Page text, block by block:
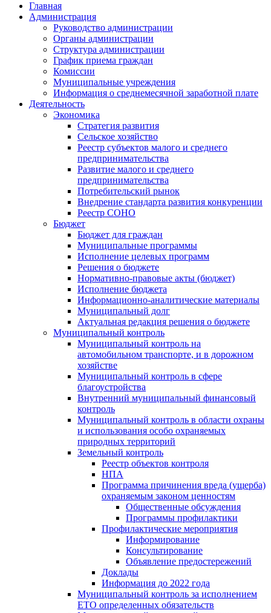
Главная
Администрация
Руководство администрации
Органы администрации
Структура администрации
График приема граждан
Комиссии
Муниципальные учреждения
Информация о среднемесячной заработной плате
Деятельность
Экономика
Стратегия развития
Сельское хозяйство
Реестр субъектов малого и среднего
предпринимательства
Развитие малого и среднего
предпринимательства
Потребительский рынок
Внедрение стандарта развития конкуренции
Реестр СОНО
Бюджет
Бюджет для граждан
Муниципальные программы
Исполнение целевых программ
Решения о бюджете
Нормативно-правовые акты (бюджет)
Исполнение бюджета
Информационно-аналитические материалы
Муниципальный долг
Актуальная редакция решения о бюджете
Муниципальный контроль
Муниципальный контроль на
автомобильном транспорте, и в дорожном
хозяйстве
Муниципальный контроль в сфере
благоустройства
Внутренний муниципальный финансовый
контроль
Муниципальный контроль в области охраны
и использования особо охраняемых
природных территорий
Земельный контроль
Реестр объектов контроля
НПА
Программа причинения вреда (ущерба)
охраняемым законом ценностям
Общественные обсуждения
Программы профилактики
Профилактические мероприятия
Информирование
Консультирование
Объявление предостережений
Доклады
Информация до 2022 года
Муниципальный контроль за исполнением
ЕТО определенных обязательств